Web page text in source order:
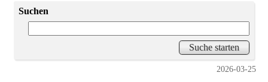
Suchen
2026-03-25